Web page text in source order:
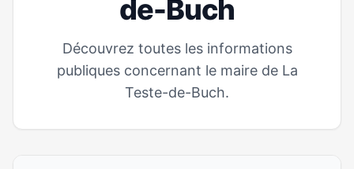
de-Buch
Découvrez toutes les informations
publiques concernant le maire de La
Teste-de-Buch.